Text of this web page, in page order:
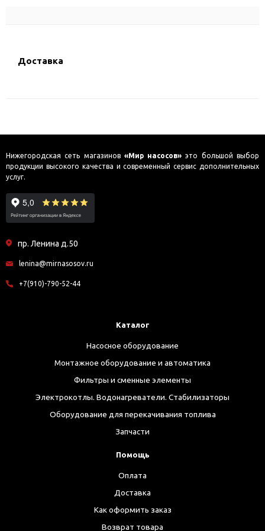
Доставка
Нижегородская сеть магазинов «Мир насосов» это большой выбор
продукции высокого качества и современный сервис дополнительных
услуг.
пр. Ленина д.50
lenina@mirnasosov.ru
+7(910)-790-52-44
Каталог
Насосное оборудование
Монтажное оборудование и автоматика
Фильтры и сменные элементы
Электрокотлы. Водонагреватели. Стабилизаторы
Оборудование для перекачивания топлива
Запчасти
Помощь
Оплата
Доставка
Как оформить заказ
Возврат товара